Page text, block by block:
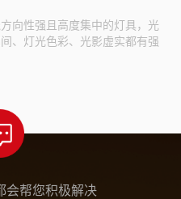
向性强且高度集中的灯具，光
、灯光色彩、光影虚实都有强
会帮您积极解决